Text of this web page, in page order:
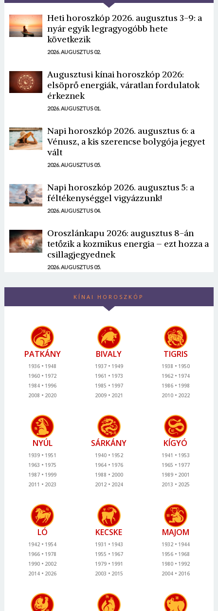
Heti horoszkóp 2026. augusztus 3-9: a
nyár egyik legragyogóbb hete
következik
2026. AUGUSZTUS 02.
Augusztusi kínai horoszkóp 2026:
elsöprő energiák, váratlan fordulatok
érkeznek
2026. AUGUSZTUS 01.
Napi horoszkóp 2026. augusztus 6: a
Vénusz, a kis szerencse bolygója jegyet
vált
2026. AUGUSZTUS 05.
Napi horoszkóp 2026. augusztus 5: a
féltékenységgel vigyázzunk!
2026. AUGUSZTUS 04.
Oroszlánkapu 2026: augusztus 8-án
tetőzik a kozmikus energia – ezt hozza a
csillagjegyednek
2026. AUGUSZTUS 05.
KÍNAI HOROSZKÓP
PATKÁNY
1936
1948
1960
1972
1984
1996
2008
2020
BIVALY
1937
1949
1961
1973
1985
1997
2009
2021
TIGRIS
1938
1950
1962
1974
1986
1998
2010
2022
NYÚL
1939
1951
1963
1975
1987
1999
2011
2023
SÁRKÁNY
1940
1952
1964
1976
1988
2000
2012
2024
KÍGYÓ
1941
1953
1965
1977
1989
2001
2013
2025
LÓ
1942
1954
1966
1978
1990
2002
2014
2026
KECSKE
1931
1943
1955
1967
1979
1991
2003
2015
MAJOM
1932
1944
1956
1968
1980
1992
2004
2016